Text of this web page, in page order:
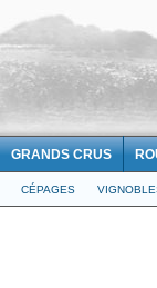
GRANDS CRUS
CÉPAGES